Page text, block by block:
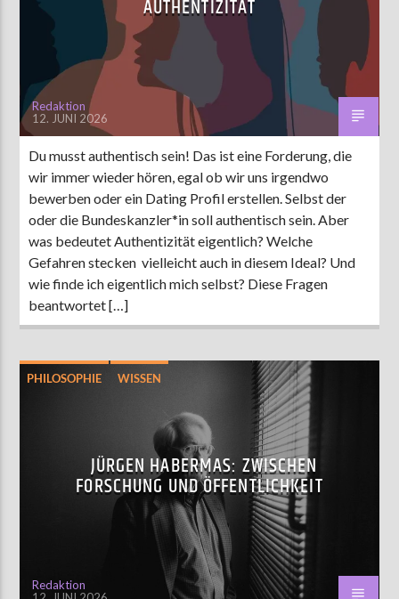
AKTUELLE SENDUNG
MOEBIUS
00:00
ZU HÖREN INMünster 90,9 MHzSteinfurt103,9 MHz
UTHENTIZITÄT
Redaktion
12. JUNI 2026
Du musst authentisch sein! Das ist eine Forderung, die
wir immer wieder hören, egal ob wir uns irgendwo
bewerben oder ein Dating Profil erstellen. Selbst der
oder die Bundeskanzler*in soll authentisch sein. Aber
was bedeutet Authentizität eigentlich? Welche
Gefahren stecken vielleicht auch in diesem Ideal? Und
wie finde ich eigentlich mich selbst? Diese Fragen
beantwortet […]
PHILOSOPHIE WISSEN
JÜRGEN HABERMAS: ZWISCHEN
FORSCHUNG UND ÖFFENTLICHKEIT
Redaktion